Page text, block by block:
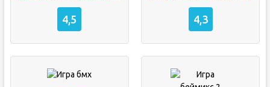
4,5 4,3